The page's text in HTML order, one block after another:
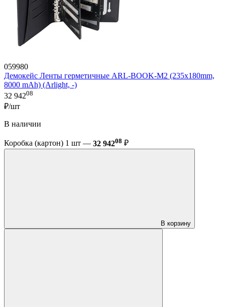
059980
Демокейс Ленты герметичные ARL-BOOK-M2 (235х180mm,
8000 mAh) (Arlight, -)
32 94208
₽/шт
В наличии
Коробка (картон) 1 шт — 32 94208 ₽
В корзину